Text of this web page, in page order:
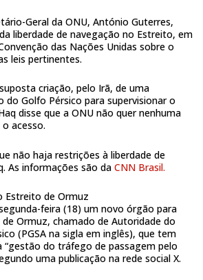
Geral da ONU, António Guterres,
liberdade de navegação no Estreito, em
das Nações Unidas sobre o
leis pertinentes.
criação, pelo Irã, de uma
do Golfo Pérsico para supervisionar o
disse que a ONU não quer nenhuma
acesso.
não haja restrições à liberdade de
As informações são da CNN Brasil.
Estreito de Ormuz
feira (18) um novo órgão para
Ormuz, chamado de Autoridade do
(PGSA na sigla em inglês), que tem
do tráfego de passagem pelo
uma publicação na rede social X.